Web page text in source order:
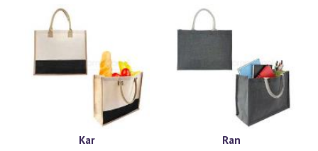
Kar Ran